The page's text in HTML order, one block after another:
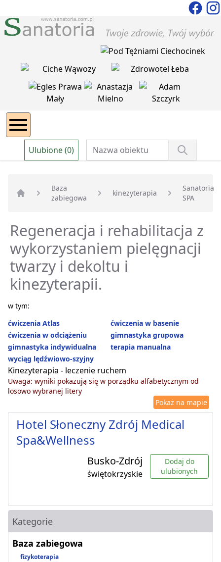
Ulubione (0)
Strona główna
Baza
zabiegowa
kinezyterapia
Sanatoria
SPA
Regeneracja i rehabilitacja z
wykorzystaniem pielęgnacji
twarzy i dekoltu i
kinezyterapii.
w tym:
ćwiczenia Atlas
ćwiczenia w basenie
ćwiczenia w odciążeniu
gimnastyka grupowa
gimnastyka indywidualna
terapia manualna
wyciąg lędźwiowo-szyjny
Kinezyterapia - leczenie ruchem
Uwaga: wyniki pokazują się w porządku alfabetycznym od
losowo wybranej litery
Pokaż na mapie
Hotel Słoneczny Zdrój Medical
Spa&Wellness
Busko-Zdrój
świętokrzyskie
Dodaj do
ulubionych
Kategorie
Baza zabiegowa
fizykoterapia